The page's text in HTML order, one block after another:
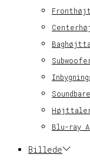
Højttaler
Blu-ray
Billede